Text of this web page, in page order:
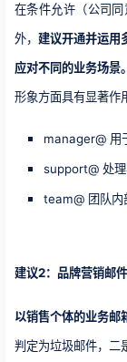
在条件允许（公司
外， 建议开通并运用
应对不同的业务场景。
形象方面具有显著作
manager@ 用
support@ 处理
team@ 团队内
建议2：品牌营销邮
以销售个体的业务邮
判定为垃圾邮件，二